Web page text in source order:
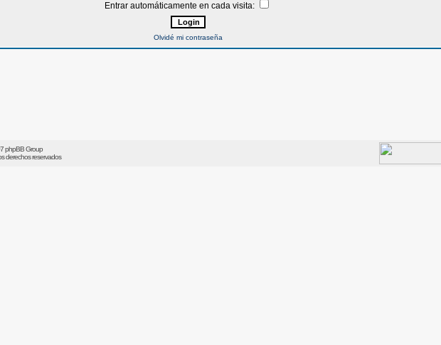
Entrar automáticamente en cada visita:
Olvidé mi contraseña
phpBB Group
derechos reservados